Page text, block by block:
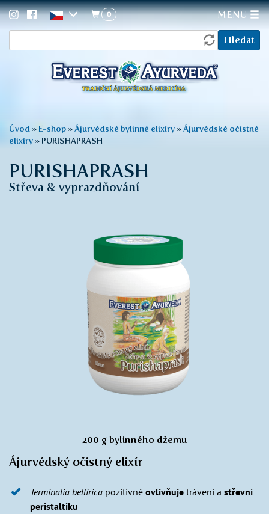
Hledat
0 MENU
Jste
zde
Úvod » E-shop »Ájurvédské bylinné elixíry »Ájurvédské očistné
elixíry » PURISHAPRASH
PURISHAPRASH
Střeva & vyprazdňování
200 g bylinného džemu
Ájurvédský očistný elixír
Terminalia bellirica pozitivně ovlivňuje trávení a střevní
peristaltiku